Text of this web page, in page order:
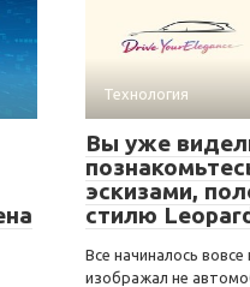
Технология
Вы уже
эскизами,
стилю
Все начиналось
изображал не